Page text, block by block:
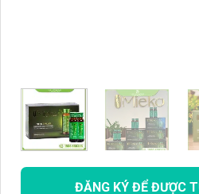
ĐĂNG KÝ ĐỂ ĐƯỢC